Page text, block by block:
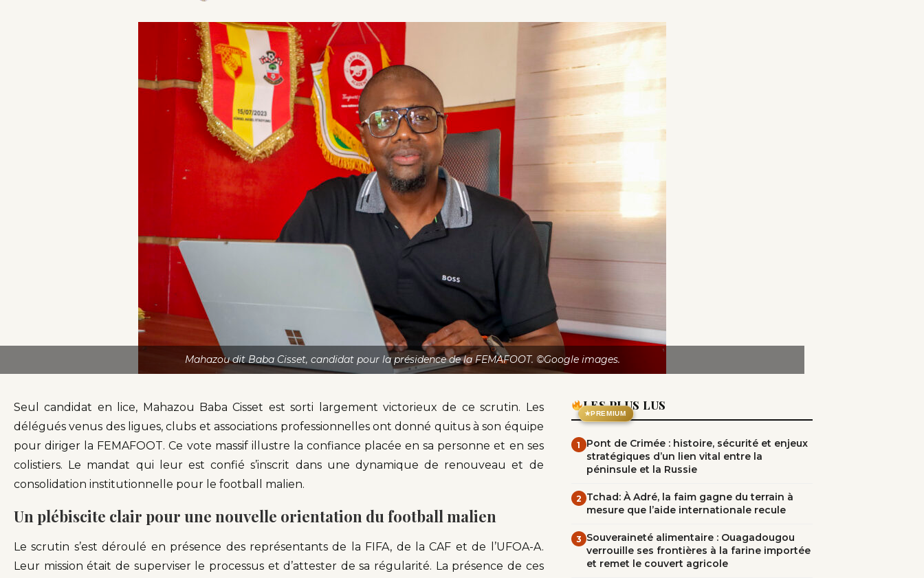
Mahazou dit Baba Cisset, candidat pour la présidence de la FEMAFOOT. ©Google images.
Seul candidat en lice, Mahazou Baba Cisset est sorti largement victorieux de ce scrutin. Les
délégués venus des ligues, clubs et associations professionnelles ont donné quitus à son équipe
pour diriger la FEMAFOOT. Ce vote massif illustre la confiance placée en sa personne et en ses
colistiers. Le mandat qui leur est confié s’inscrit dans une dynamique de renouveau et de
consolidation institutionnelle pour le football malien.
Un plébiscite clair pour une nouvelle orientation du football malien
Le scrutin s’est déroulé en présence des représentants de la FIFA, de la CAF et de l’UFOA-A.
Leur mission était de superviser le processus et d’attester de sa régularité. La présence de ces
★PREMIUM
LES PLUS LUS
1
Pont de Crimée : histoire, sécurité et enjeux
stratégiques d’un lien vital entre la
péninsule et la Russie
2 Tchad: À Adré, la faim gagne du terrain à
mesure que l’aide internationale recule
3 Souveraineté alimentaire : Ouagadougou
verrouille ses frontières à la farine importée
et remet le couvert agricole